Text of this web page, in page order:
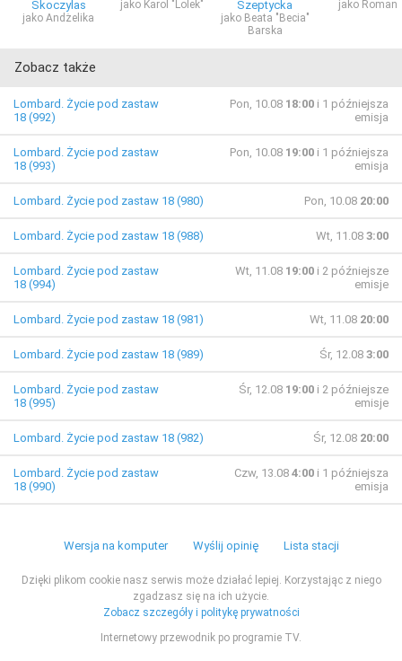
Skoczylas
jako Andżelika
jako Karol "Lolek"
Szeptycka
jako Beata "Becia"
Barska
jako Roman
Zobacz także
Lombard. Życie pod zastaw
18 (992)
Pon, 10.08 18:00 i 1 późniejsza
emisja
Lombard. Życie pod zastaw
18 (993)
Pon, 10.08 19:00 i 1 późniejsza
emisja
Lombard. Życie pod zastaw 18 (980) Pon, 10.08 20:00
Lombard. Życie pod zastaw 18 (988) Wt, 11.08 3:00
Lombard. Życie pod zastaw
18 (994)
Wt, 11.08 19:00 i 2 późniejsze
emisje
Lombard. Życie pod zastaw 18 (981) Wt, 11.08 20:00
Lombard. Życie pod zastaw 18 (989) Śr, 12.08 3:00
Lombard. Życie pod zastaw
18 (995)
Śr, 12.08 19:00 i 2 późniejsze
emisje
Lombard. Życie pod zastaw 18 (982) Śr, 12.08 20:00
Lombard. Życie pod zastaw
18 (990)
Czw, 13.08 4:00 i 1 późniejsza
emisja
Wersja na komputer Wyślij opinię Lista stacji
Dzięki plikom cookie nasz serwis może działać lepiej. Korzystając z niego
zgadzasz się na ich użycie.
Zobacz szczegóły i politykę prywatności
Internetowy przewodnik po programie TV.